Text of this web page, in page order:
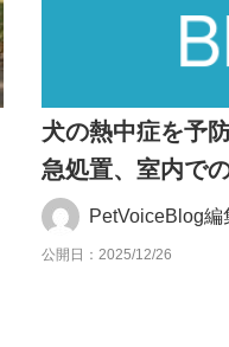
犬の熱中症を予
急処置、室内で
PetVoiceBlog編
公開日：2025/12/26